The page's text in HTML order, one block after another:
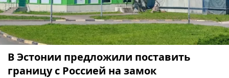
В Эстонии предложили поставить
границу с Россией на замок